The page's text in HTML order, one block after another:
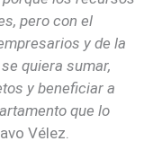
pero con el
y de la
quiera sumar,
y beneficiar a
que lo
Vélez.